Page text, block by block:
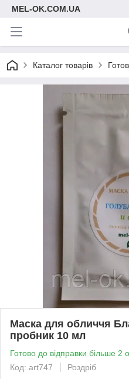
MEL-OK.COM.UA
Каталог товарів
Маска для обличчя
пробник 10 мл
Готово до відправки більше 2
Код: art747
Роздріб